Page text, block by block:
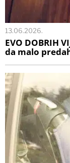
13.06.2026.
EVO DOBRIH
da malo